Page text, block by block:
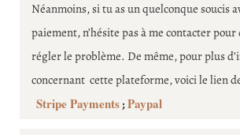
Néanmoins, si tu as un quelconque soucis
paiement, n’hésite pas à me contacter pour
régler le problème. De même, pour plus
concernant cette plateforme, voici le lien
Stripe Payments ;Paypal